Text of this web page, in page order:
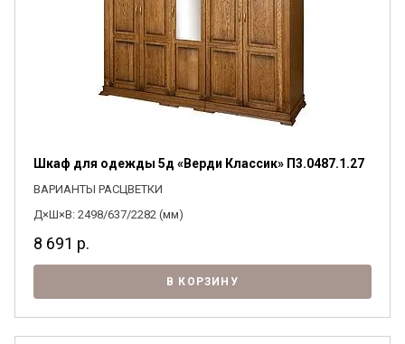
Шкаф для одежды 5д «Верди Классик» П3.0487.1.27
ВАРИАНТЫ РАСЦВЕТКИ
Д×Ш×В: 2498/637/2282 (мм)
8 691 р.
В КОРЗИНУ